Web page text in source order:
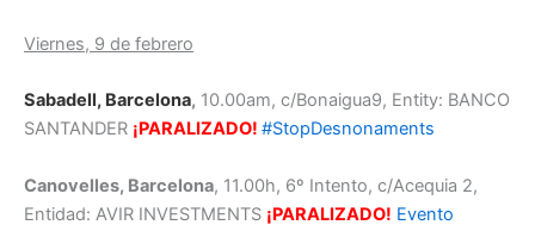
Viernes, 9 de febrero
Sabadell, Barcelona, 10.00am, c/Bonaigua9, Entity: BANCO
SANTANDER ¡PARALIZADO! #StopDesnonaments
Canovelles, Barcelona, 11.00h, 6º Intento, c/Acequia 2,
Entidad: AVIR INVESTMENTS ¡PARALIZADO! Evento